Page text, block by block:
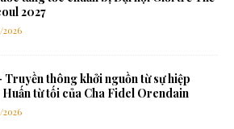
2027
Truyền thông khởi nguồn từ sự hiệp
từ tối của Cha Fidel Orendain